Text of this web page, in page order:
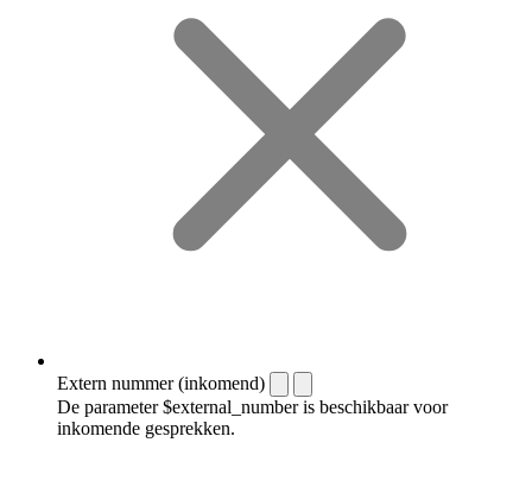
Extern nummer (inkomend)
De parameter $external_number is beschikbaar voor
inkomende gesprekken.